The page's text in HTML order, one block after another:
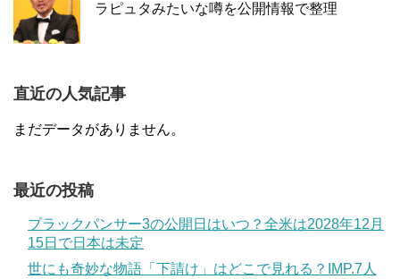
ラピュタみたいな噂を公開情報で整理
直近の人気記事
まだデータがありません。
最近の投稿
ブラックパンサー3の公開日はいつ？全米は2028年12月
15日で日本は未定
世にも奇妙な物語「下請け」はどこで見れる？IMP.7人